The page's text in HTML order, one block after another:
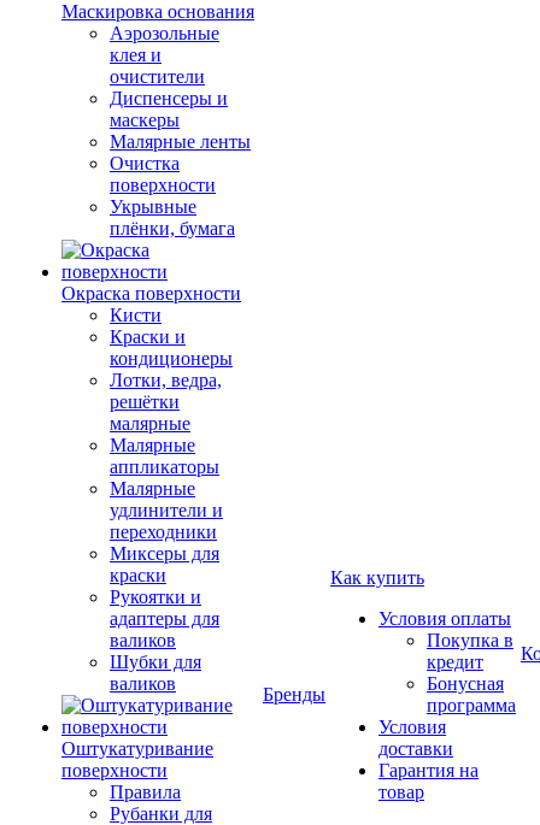
Маскировка основания
Аэрозольные
клея и
очистители
Диспенсеры и
маскеры
Малярные ленты
Очистка
поверхности
Укрывные
плёнки, бумага
Окраска поверхности
Кисти
Краски и
кондиционеры
Лотки, ведра,
решётки
малярные
Малярные
аппликаторы
Малярные
удлинители и
переходники
Миксеры для
краски
Рукоятки и
адаптеры для
валиков
Шубки для
валиков
Оштукатуривание
поверхности
Правила
Рубанки для
Бренды
Как купить
Условия оплаты
Покупка в
кредит
Бонусная
программа
Условия
доставки
Гарантия на
товар